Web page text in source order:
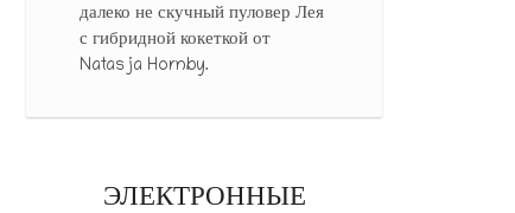
далеко не скучный пуловер Лея
с гибридной кокеткой от
Natasja Hornby.
ЭЛЕКТРОННЫЕ